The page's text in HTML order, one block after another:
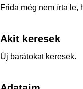
Frida még nem írta le,
Akit keresek
Új barátokat keresek.